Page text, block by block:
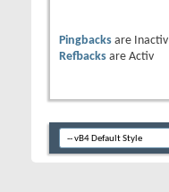
Pingbacks are
Inactiv
Refbacks are Activ